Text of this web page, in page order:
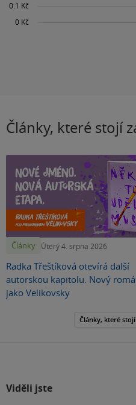
Články, které stojí
Články Úterý 4. srpna 2026
Radka Třeštíková otevírá další
autorskou kapitolu. Nový
jako Velikovsky
Články, které
Viděli jste